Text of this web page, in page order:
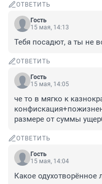
ОТВЕТИТЬ
Гость
15 мая, 14:13
Тебя посадют, а ты не
ОТВЕТИТЬ
Гость
15 мая, 14:05
че то в мягко к
размере от суммы
ОТВЕТИТЬ
Гость
15 мая, 14:04
Какое одухотворённое